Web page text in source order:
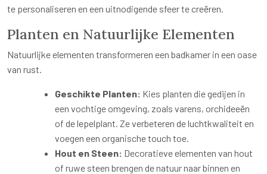
te personaliseren en een uitnodigende sfeer te creëren.
Planten en Natuurlijke Elementen
Natuurlijke elementen transformeren een badkamer in een oase
van rust.
Geschikte Planten: Kies planten die gedijen in
een vochtige omgeving, zoals varens, orchideeën
of de lepelplant. Ze verbeteren de luchtkwaliteit en
voegen een organische touch toe.
Hout en Steen: Decoratieve elementen van hout
of ruwe steen brengen de natuur naar binnen en